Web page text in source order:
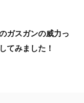
ガスガンの威力っ
てみました！